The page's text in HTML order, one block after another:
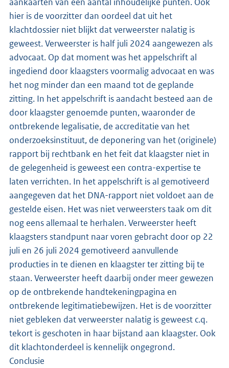
hier is de voorzitter dan oordeel dat uit het
klachtdossier niet blijkt dat verweerster nalatig is
geweest. Verweerster is half juli 2024 aangewezen als
advocaat. Op dat moment was het appelschrift al
ingediend door klaagsters voormalig advocaat en was
het nog minder dan een maand tot de geplande
zitting. In het appelschrift is aandacht besteed aan de
door klaagster genoemde punten, waaronder de
ontbrekende legalisatie, de accreditatie van het
onderzoeksinstituut, de deponering van het (originele)
rapport bij rechtbank en het feit dat klaagster niet in
de gelegenheid is geweest een contra-expertise te
laten verrichten. In het appelschrift is al gemotiveerd
aangegeven dat het DNA-rapport niet voldoet aan de
gestelde eisen. Het was niet verweersters taak om dit
nog eens allemaal te herhalen. Verweerster heeft
klaagsters standpunt naar voren gebracht door op 22
juli en 26 juli 2024 gemotiveerd aanvullende
producties in te dienen en klaagster ter zitting bij te
staan. Verweerster heeft daarbij onder meer gewezen
op de ontbrekende handtekeningpagina en
ontbrekende legitimatiebewijzen. Het is de voorzitter
niet gebleken dat verweerster nalatig is geweest c.q.
tekort is geschoten in haar bijstand aan klaagster. Ook
dit klachtonderdeel is kennelijk ongegrond.
Conclusie